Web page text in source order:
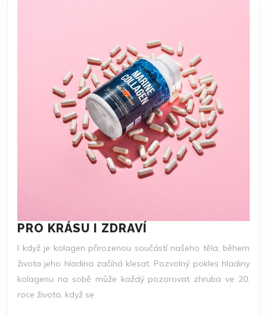
PRO KRÁSU I ZDRAVÍ
KRÁSU
ZDRAVÍ
I když je kolagen přirozenou součástí našeho těla, během
života jeho hladina začíná klesat. Pozvolný pokles hladiny
kolagenu na sobě může každý pozorovat zhruba ve 20.
roce života, když se